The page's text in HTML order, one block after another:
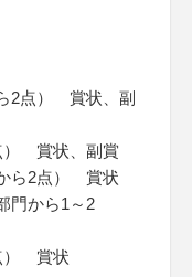
2点） 賞状、副
） 賞状、副賞
ら2点） 賞状
門から1～2
） 賞状